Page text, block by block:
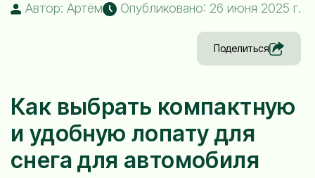
Автор: Артём Опубликовано: 26 июня 2025 г.
Поделиться
Как выбрать компактную
и удобную лопату для
снега для автомобиля